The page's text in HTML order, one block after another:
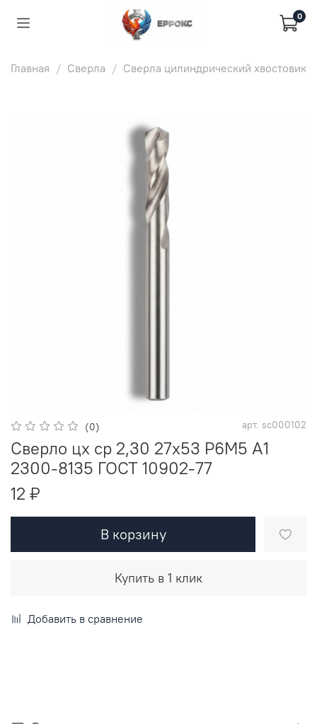
0
Главная Сверла Сверла цилиндрический хвостовик
(0) арт. sc000102
Сверло цх ср 2,30 27х53 Р6М5 A1
2300-8135 ГОСТ 10902-77
12 ₽
В корзину
Купить в 1 клик
Добавить в сравнение